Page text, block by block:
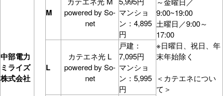
中部電力
ミライズ
株式会社
9:00~19:00
土曜日／9:00～
17:00
※日曜日、祝日、年
末年始除く
＜カテエネについ
て＞
M
powered by So-
net
マンショ
ン：4,895
円
L
カテエネ光 L
powered by So-
net
戸建：
7,095円
マンショ
ン：5,995
円